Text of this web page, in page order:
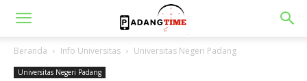
Beranda Info Universitas Universitas Negeri Padang
Universitas Negeri Padang